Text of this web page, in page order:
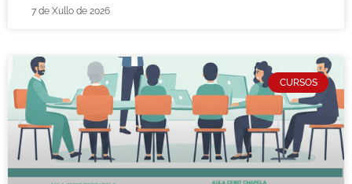
7 de Xullo de 2026
CURSOS